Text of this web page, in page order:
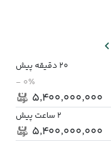
20 دقیقه پیش
- ۰٪
۵٬۴۰۰٬۰۰۰٬۰۰۰
2 ساعت پیش
۵٬۴۰۰٬۰۰۰٬۰۰۰